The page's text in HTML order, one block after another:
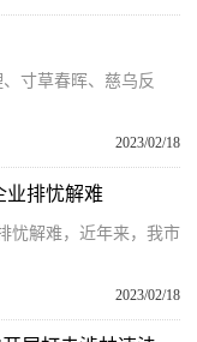
寸草春晖、慈乌反
2023/02/18
业排忧解难
忧解难，近年来，我市
2023/02/18